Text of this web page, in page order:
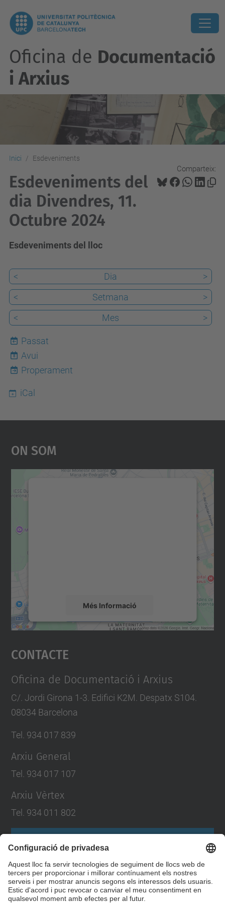
Oficina de Documentació
i Arxius
Inici Esdeveniments
Comparteix:
Esdeveniments del
dia Divendres, 11.
Octubre 2024
Esdeveniments del lloc
< Dia
>
<
Setmana
>
<
Mes >
Passat
8
Avui
Properament
iCal
On Som
Més Informació
Accepta
powered by
Contacte
Oficina de Documentació i Arxius
C/. Jordi Girona 1-3. Edifici K2M. Despatx S104.
08034 Barcelona
Tel. 934 017 839
Arxiu General
Tel. 934 017 107
Arxiu Vèrtex
Tel. 934 011 802
Formulari de contacte
Llista Xarxes Socials